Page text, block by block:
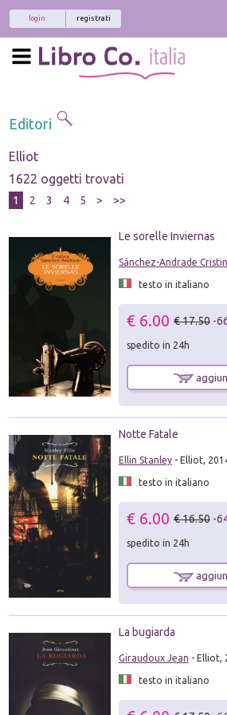
registrati
login
Editori
Elliot
1622 oggetti trovati
1 2 3 4 5 > >>
Le sorelle Inviernas
Sánchez-Andrade
testo in italiano
€ 6.00 € 17.50 -
spedito in 24h
Notte Fatale
Ellin Stanley- Elliot,
testo in italiano
€ 6.00 € 16.50 -
spedito in 24h
La bugiarda
Giraudoux Jean - Elliot,
testo in italiano